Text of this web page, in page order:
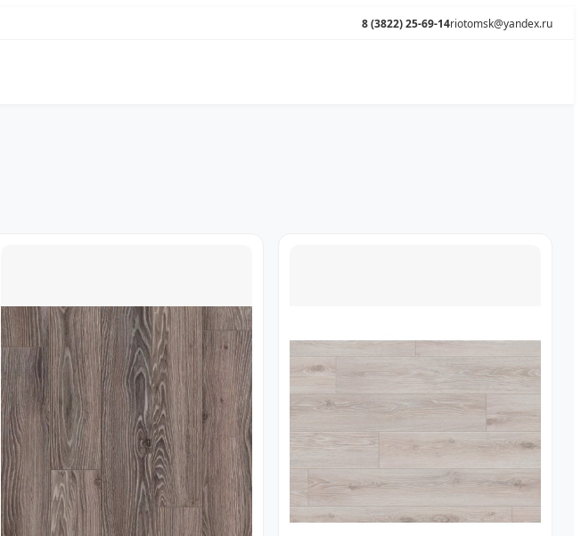
8 (3822) 25-69-14riotomsk@yandex.ru